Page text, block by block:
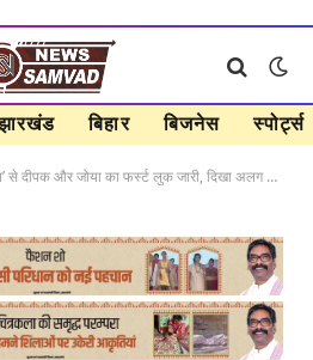
बिहार बिजनेस स्पोर्ट्स
से दीपक और जोया का फर्स्ट लुक जारी, दिखा अलग अवतार